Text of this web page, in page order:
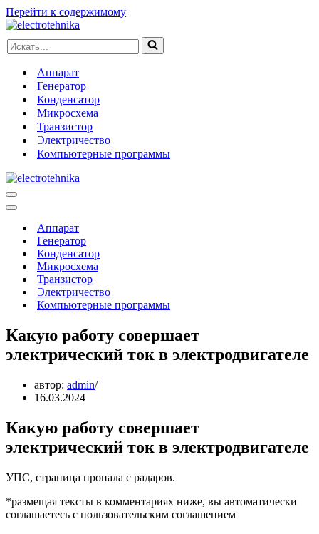
Перейти к содержимому
Искать...
Аппарат
Генератор
Конденсатор
Микросхема
Транзистор
Электричество
Компьютерные программы
Меню
навигации
Меню
навигацииАппарат
Генератор
Конденсатор
Микросхема
Транзистор
Электричество
Компьютерные программы
Какую работу совершает
электрический ток в электродвигателе
автор: admin
16.03.2024
Какую работу совершает
электрический ток в электродвигателе
УПС, страница пропала с радаров.
*размещая тексты в комментариях ниже, вы автоматически
соглашаетесь с пользовательским соглашением